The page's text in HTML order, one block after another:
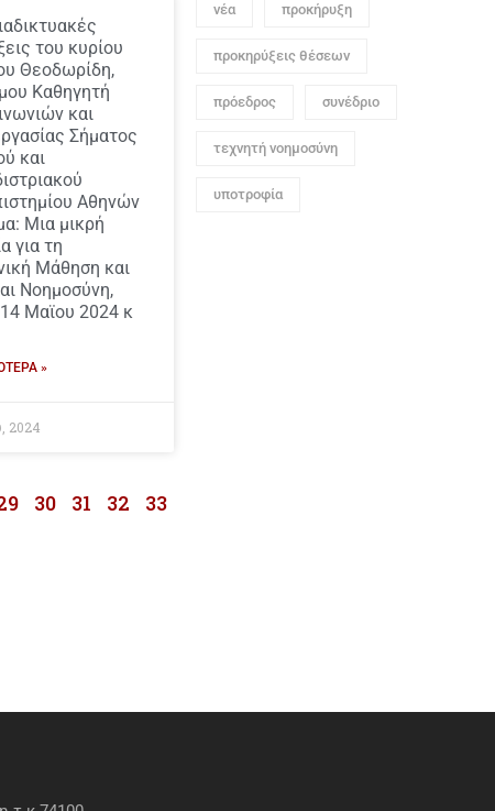
του κυρίου
Θεοδωρίδη,
Καθηγητή
και
Σήματος
και
Αθηνών
Μια μικρή
για τη
Μάθηση και
Νοημοσύνη,
Μαϊου 2024 κ
»
2024
30 31 32
33
νέα προκήρυξη
προκηρύξεις θέσεων
πρόεδρος συνέδριο
τεχνητή νοημοσύνη
υποτροφία